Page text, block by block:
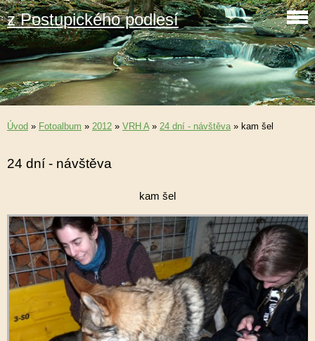
z Postupického podlesí
Úvod » Fotoalbum » 2012 » VRH A» 24 dní - návštěva» kam šel
24 dní - návštěva
kam šel